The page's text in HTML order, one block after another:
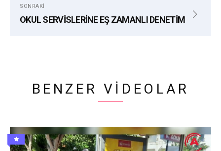
SONRAKI
OKUL SERVİSLERİNE EŞ ZAMANLI DENETİM
BENZER VIDEOLAR